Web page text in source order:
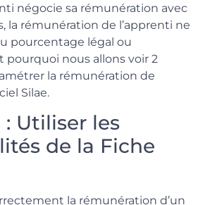
négocie sa rémunération avec
la rémunération de l’apprenti ne
pourcentage légal ou
pourquoi nous allons voir 2
la rémunération de
Silae.
Utiliser les
de la Fiche
la rémunération d’un